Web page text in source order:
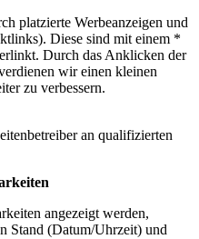
platzierte Werbeanzeigen und
Diese sind mit einem *
Durch das Anklicken der
wir einen kleinen
zu verbessern.
an qualifizierten
angezeigt werden,
Stand (Datum/Uhrzeit) und